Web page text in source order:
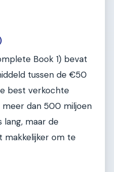
Book 1) bevat
tussen de €50
best verkochte
dan 500 miljoen
lang, maar de
makkelijker om te